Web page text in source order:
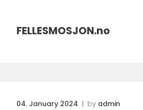
FELLESMOSJON.no
04. January 2024 by admin